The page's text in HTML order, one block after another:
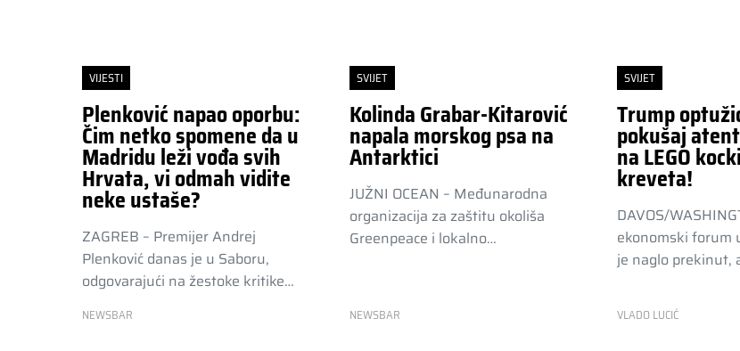
VIJESTI
Plenković napao oporbu:
Čim netko spomene da u
Madridu leži vođa svih
Hrvata, vi odmah vidite
neke ustaše?
ZAGREB – Premijer Andrej
Plenković danas je u Saboru,
odgovarajući na žestoke kritike…
NEWSBAR
SVIJET
Kolinda Grabar-Kitarović
napala morskog psa na
Antarktici
JUŽNI OCEAN – Međunarodna
organizacija za zaštitu okoliša
Greenpeace i lokalno…
NEWSBAR
SVIJET
Trump
pokušaj
na LEGO
kreveta!
DAVOS/
ekonomski forum
je naglo prekinut,
VLADO LUCIĆ